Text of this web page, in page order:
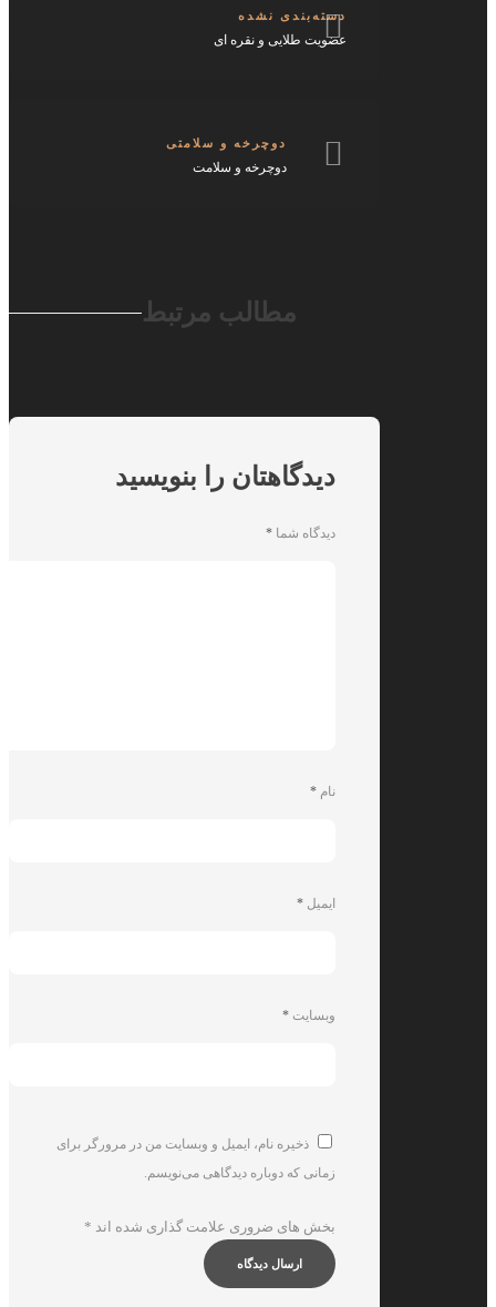
دسته‌بندی نشده
عضویت طلایی و نقره ای
دوچرخه و سلامتی
دوچرخه‌ و سلامت
مطالب مرتبط
دیدگاهتان را بنویسید
دیدگاه شما*
نام*
ایمیل*
وبسایت*
ذخیره نام، ایمیل و وبسایت من در مرورگر برای
زمانی که دوباره دیدگاهی می‌نویسم.
بخش های ضروری علامت گذاری شده اند *